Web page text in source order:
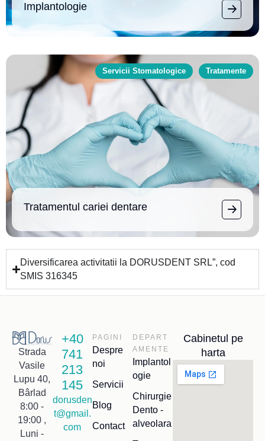
Implantologie
Servicii Stomatologice Tratamente
Tratamentul cariei dentare
Diversificarea activitatii la DORUSDENT SRL”, cod
SMIS 316345
Strada
Vasile
Lupu 40,
Bârlad
8:00 -
19:00 ,
Luni -
+40
741
213
145
dorusden
t@gmail.
com
PAGINI
Despre
noi
Servicii
Blog
Contact
DEPART
AMENTE
Implantol
ogie
Chirurgie
Dento -
alveolara
Cabinetul pe
harta